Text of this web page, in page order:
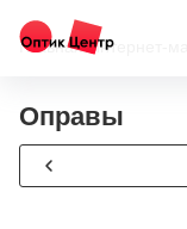
Главная/Интернет-
Оправы